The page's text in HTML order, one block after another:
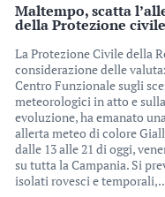
Maltempo, scatta
della Protezione civile
La Protezione Civile della
considerazione delle
Centro Funzionale sugli
meteorologici in atto e
evoluzione, ha emanato
allerta meteo di colore
dalle 13 alle 21 di oggi,
su tutta la Campania. Si
isolati rovesci e